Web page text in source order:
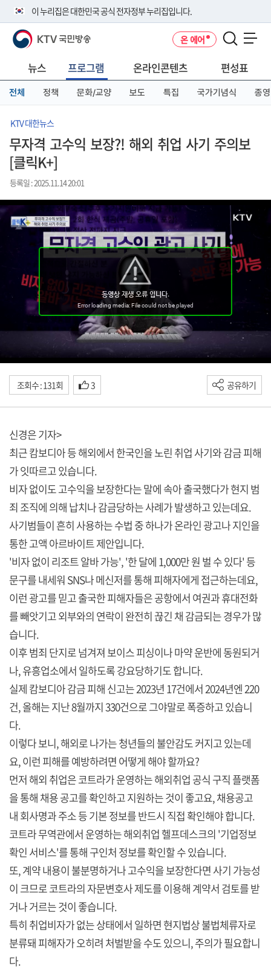
이 누리집은 대한민국 공식 전자정부 누리집입니다.
공식 누리집 주소 확인하기
니다.
이밖에 or.kr 또는 .kr등 다른 도메인 주소를 사용하고 있다면 아래 URL에
서 도메인 주소를 확인해 보세요
KTV 국민방송 온 에어
뉴스 프로그램 온라인콘텐츠 편성표
전체 정책 문화/교양 보도 특집 국가기념식 종영
KTV 대한뉴스
무자격 고수익 보장?! 해외 취업 사기 주의보
[클릭K+]
등록일 : 2025.11.14 20:01
조회수 : 131회 3 공유하기
신경은 기자>
최근 캄보디아 등 해외에서 한국인을 노린 취업 사기와 감금 피해
가 잇따르고 있습니다.
비자 없이도 고수익을 보장한다는 말에 속아 출국했다가 현지 범
죄 조직에 의해 납치나 감금당하는 사례가 발생하고 있는데요.
사기범들이 흔히 사용하는 수법 중 하나가 온라인 광고나 지인을
통한 고액 아르바이트 제안입니다.
'비자 없이 리조트 알바 가능', '한 달에 1,000만 원 벌 수 있다' 등
문구를 내세워 SNS나 메신저를 통해 피해자에게 접근하는데요,
이런 광고를 믿고 출국한 피해자들은 공항에서 여권과 휴대전화
를 빼앗기고 외부와의 연락이 완전히 끊긴 채 감금되는 경우가 많
습니다.
이후 범죄 단지로 넘겨져 보이스 피싱이나 마약 운반에 동원되거
나, 유흥업소에서 일하도록 강요당하기도 합니다.
실제 캄보디아 감금 피해 신고는 2023년 17건에서 2024년엔 220
건, 올해는 지난 8월까지 330건으로 그야말로 폭증하고 있습니
다.
이렇다 보니, 해외로 나가는 청년들의 불안감도 커지고 있는데
요, 이런 피해를 예방하려면 어떻게 해야 할까요?
먼저 해외 취업은 코트라가 운영하는 해외취업 공식 구직 플랫폼
을 통해 채용 공고를 확인하고 지원하는 것이 좋고요, 채용공고
내 회사명과 주소 등 기본 정보를 반드시 직접 확인해야 합니다.
코트라 무역관에서 운영하는 해외취업 헬프데스크의 '기업정보
확인 서비스'를 통해 구인처 정보를 확인할 수 있습니다.
또, 계약 내용이 불분명하거나 고수익을 보장한다면 사기 가능성
이 크므로 코트라의 자문변호사 제도를 이용해 계약서 검토를 받
거나 거르는 것이 좋습니다.
특히 취업비자가 없는 상태에서 일하면 현지법상 불법체류자로
분류돼 피해자가 오히려 처벌받을 수도 있으니, 주의가 필요합니
다.